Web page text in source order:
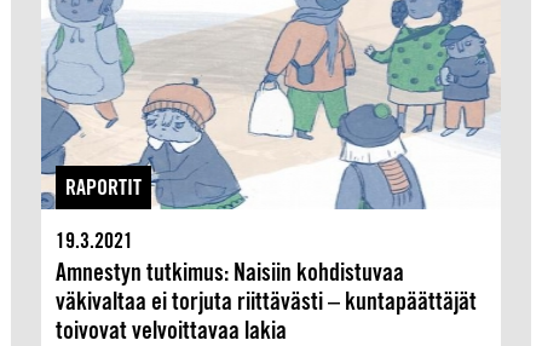
RAPORTIT
19.3.2021
Amnestyn tutkimus: Naisiin kohdistuvaa
väkivaltaa ei torjuta riittävästi – kuntapäättäjät
toivovat velvoittavaa lakia